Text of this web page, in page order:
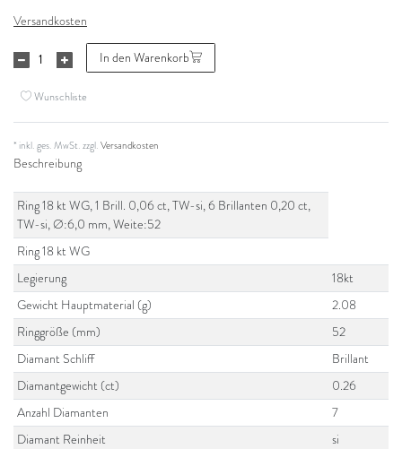
Versandkosten
In den Warenkorb
Wunschliste
* inkl. ges. MwSt. zzgl.Versandkosten
Beschreibung
Ring 18 kt WG, 1 Brill. 0,06 ct, TW-si, 6 Brillanten 0,20 ct,
TW-si, Ø:6,0 mm, Weite:52
Ring 18 kt WG
Legierung
18kt
Gewicht Hauptmaterial (g)
2.08
Ringgröße (mm)
52
Diamant Schliff
Brillant
Diamantgewicht (ct)
0.26
Anzahl Diamanten
7
Diamant Reinheit
si